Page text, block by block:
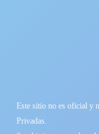
Este sitio no es oficial y
Privadas.